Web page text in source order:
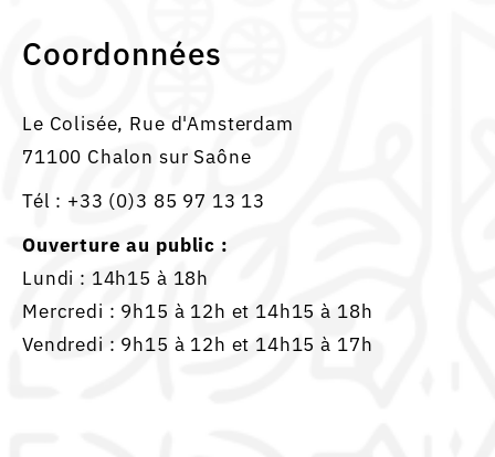
Coordonnées
Le Colisée, Rue d'Amsterdam
71100 Chalon sur Saône
Tél : +33 (0)3 85 97 13 13
Ouverture au public :
Lundi : 14h15 à 18h
Mercredi : 9h15 à 12h et 14h15 à 18h
Vendredi : 9h15 à 12h et 14h15 à 17h